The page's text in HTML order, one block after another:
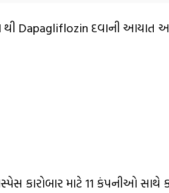
થી Dapagliflozin દવાની આયાત
કારોબાર માટે 11 કંપનીઓ સાથે